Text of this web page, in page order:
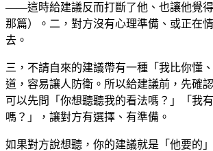
——這時給建議反而打斷了他、也讓他覺
那篇）。二，對方沒有心理準備、或正在
去。
三，不請自來的建議帶有一種「我比你懂
道，容易讓人防衛。所以給建議前，先
可以先問「你想聽聽我的看法嗎？」「我
嗎？」，讓對方有選擇、有準備。
如果對方說想聽，你的建議就是「他要的